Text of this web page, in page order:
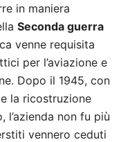
in maniera
Seconda guerra
venne requisita
per l’aviazione e
Dopo il 1945, con
la ricostruzione
non fu più
vennero ceduti